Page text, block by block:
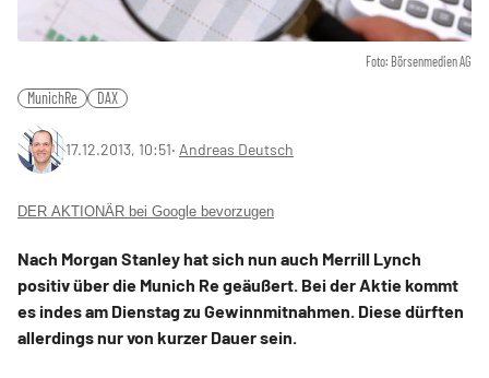
Foto: Börsenmedien AG
MunichRe DAX
17.12.2013, 10:51‧ Andreas Deutsch
DER AKTIONÄR bei Google bevorzugen
Nach Morgan Stanley hat sich nun auch Merrill Lynch
positiv über die Munich Re geäußert. Bei der Aktie kommt
es indes am Dienstag zu Gewinnmitnahmen. Diese dürften
allerdings nur von kurzer Dauer sein.